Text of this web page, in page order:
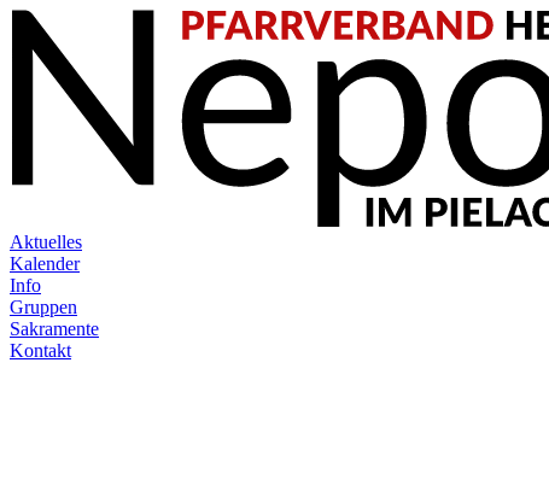
Aktuelles
Kalender
Info
Gruppen
Sakramente
Kontakt